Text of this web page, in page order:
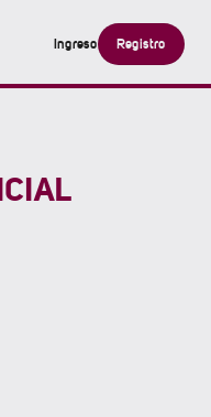
Ingreso Registro